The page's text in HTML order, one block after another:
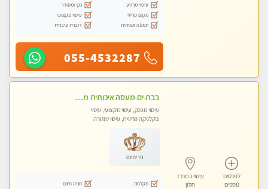
עיסוי מרגיע
נקי ומסודר
מקום פרטי
עיסוי מקצועי
תמונה אמיתית
דוברת עיברית
055-4532287
לפרטים
נוספים
עיסוי במרכז
חולון
בבת-ים-מעסה איכותית מפנקת ומקצועית מאוד בבת ים
עיסוי מפנק, עיסוי מקצועי, עיסוי
בקלניקה פרטית, עיסוי טנטרה
פרימיום
מקלחת
חניה חינם